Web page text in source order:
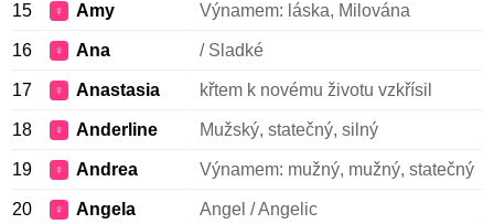
15 ♀ Amy Výnamem: láska, Milována
16 ♀ Ana / Sladké
17 ♀ Anastasia křtem k novému životu vzkřísil
18 ♀ Anderline Mužský, statečný, silný
19 ♀ Andrea Výnamem: mužný, mužný, statečný
20 ♀ Angela Angel / Angelic